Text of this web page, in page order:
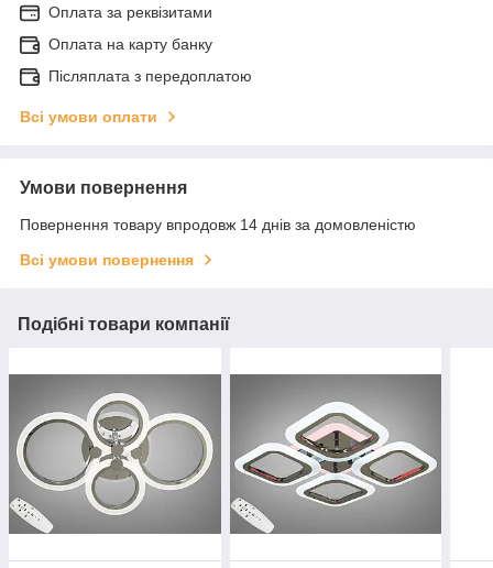
Оплата за реквізитами
Оплата на карту банку
Післяплата з передоплатою
Всі умови оплати
Умови повернення
Повернення товару впродовж 14 днів за домовленістю
Всі умови повернення
Подібні товари компанії